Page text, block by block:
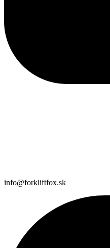
info@forkliftfox.sk